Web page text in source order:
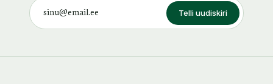
Telli uudiskiri